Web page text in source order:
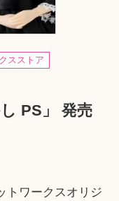
スストア
PS」 発売
トワークスオリジ